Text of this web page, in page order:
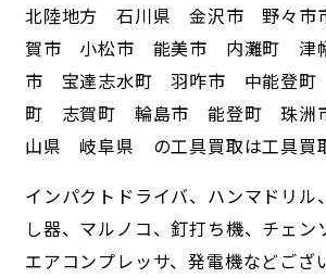
北陸地方 石川県 金沢市 野々
賀市 小松市 能美市 内灘町 津
市 宝達志水町 羽咋市 中能登
町 志賀町 輪島市 能登町 珠
山県 岐阜県 の工具買取は工具買
インパクトドライバ、ハンマドリル
し器、マルノコ、釘打ち機、チェン
エアコンプレッサ、発電機などござ